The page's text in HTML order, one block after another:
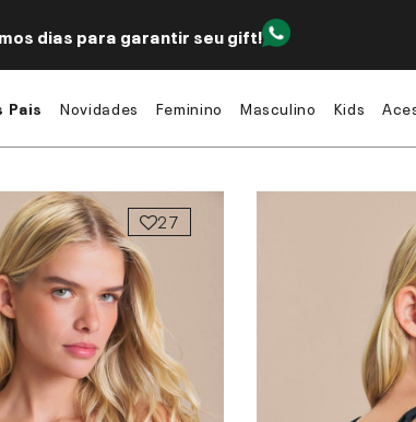
dias para garantir seu gift!
Pais Novidades Feminino Masculino Kids
27